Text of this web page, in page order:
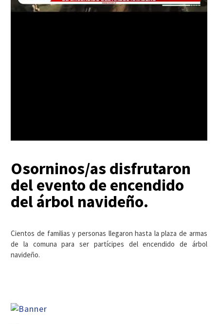
Osorninos/as disfrutaron
del evento de encendido
del árbol navideño.
Cientos de familias y personas llegaron hasta la plaza de armas
de la comuna para ser partícipes del encendido de árbol
navideño.